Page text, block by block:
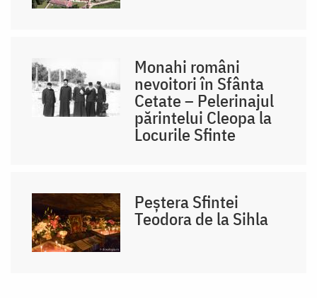
Monahi români
nevoitori în Sfânta
Cetate – Pelerinajul
părintelui Cleopa la
Locurile Sfinte
Peștera Sfintei
Teodora de la Sihla